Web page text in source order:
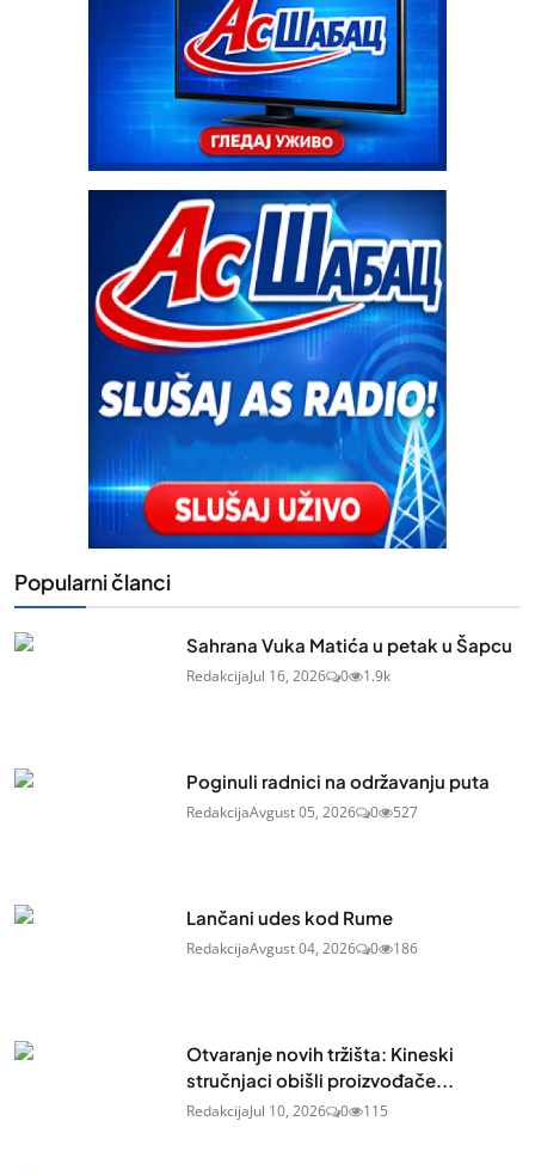
Popularni članci
Sahrana Vuka Matića u petak u Šapcu
RedakcijaJul 16, 2026 0 1.9k
Poginuli radnici na održavanju puta
RedakcijaAvgust 05, 2026 0 527
Lančani udes kod Rume
RedakcijaAvgust 04, 2026 0 186
Otvaranje novih tržišta: Kineski
stručnjaci obišli proizvođače...
RedakcijaJul 10, 2026 0 115